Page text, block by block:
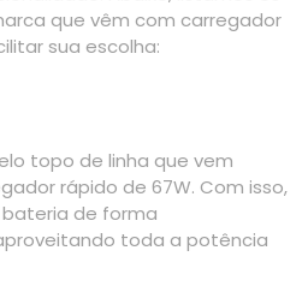
que vêm com carregador
sua escolha:
topo de linha que vem
rápido de 67W. Com isso,
de forma
toda a potência